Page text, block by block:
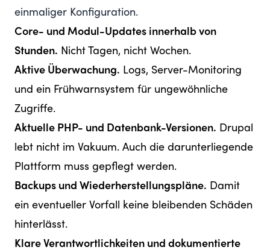
einmaliger Konfiguration.
Core- und Modul-Updates innerhalb von
Stunden. Nicht Tagen, nicht Wochen.
Aktive Überwachung. Logs, Server-Monitoring
und ein Frühwarnsystem für ungewöhnliche
Zugriffe.
Aktuelle PHP- und Datenbank-Versionen. Drupal
lebt nicht im Vakuum. Auch die darunterliegende
Plattform muss gepflegt werden.
Backups und Wiederherstellungspläne. Damit
ein eventueller Vorfall keine bleibenden Schäden
hinterlässt.
Klare Verantwortlichkeiten und dokumentierte